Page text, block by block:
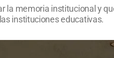
la memoria institucional y
instituciones educativas.